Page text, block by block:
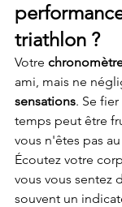
triathlon ?
Votre
ami, mais ne
sensations. Se
temps peut être
vous n'êtes pas
Écoutez votre
vous vous sentez
souvent un